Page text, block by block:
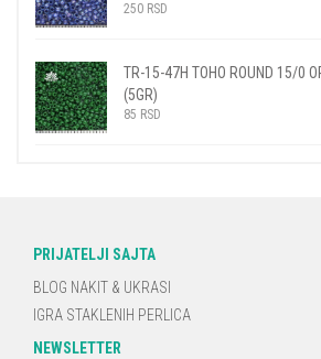
250 RSD
TR-15-47H TOHO ROUND 15/0
(5GR)
85 RSD
PRIJATELJI SAJTA
BLOG NAKIT & UKRASI
IGRA STAKLENIH PERLICA
NEWSLETTER